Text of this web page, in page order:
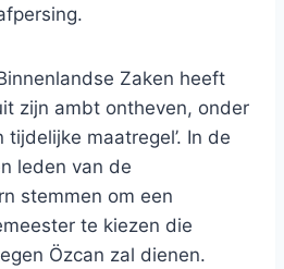
Zaken heeft
zijn ambt ontheven, onder
tijdelijke maatregel’. In de
leden van de
stemmen om een
te kiezen die
Özcan zal dienen.